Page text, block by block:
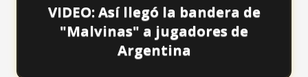
VIDEO: Así llegó la bandera de
"Malvinas" a jugadores de
Argentina